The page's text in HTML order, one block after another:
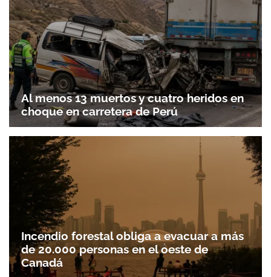
Al menos 13 muertos y cuatro heridos en
choque en carretera de Perú
Incendio forestal obliga a evacuar a más
de 20.000 personas en el oeste de
Canadá